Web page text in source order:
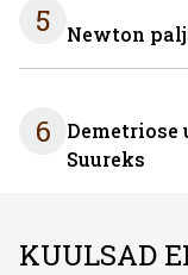
5 Newton
6
Demetriose
Suureks
KUULSAD